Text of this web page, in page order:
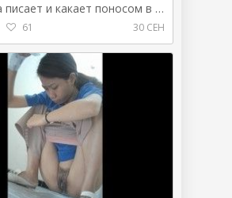
Блондинка писает и какает поносом в туалете
61 30 СЕН